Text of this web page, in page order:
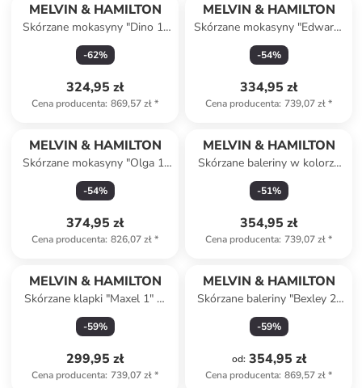
MELVIN & HAMILTON
Skórzane mokasyny "Dino 1"
w kolorze czarnym
-62%
324,95 zł
Cena producenta: 869,57 zł*
MELVIN & HAMILTON
Skórzane mokasyny "Edward"
w kolorze granatowym
-54%
334,95 zł
Cena producenta: 739,07 zł*
MELVIN & HAMILTON
Skórzane mokasyny "Olga 1"
w kolorze jasnobrązowym
-54%
374,95 zł
Cena producenta: 826,07 zł*
MELVIN & HAMILTON
Skórzane baleriny w kolorze
jasnobrązowym
-51%
354,95 zł
Cena producenta: 739,07 zł*
MELVIN & HAMILTON
Skórzane klapki "Maxel 1" w
kolorze granatowym
-59%
299,95 zł
Cena producenta: 739,07 zł*
MELVIN & HAMILTON
Skórzane baleriny "Bexley 2"
w kolorze jasnoróżowym
-59%
od: 354,95 zł
Cena producenta: 869,57 zł*